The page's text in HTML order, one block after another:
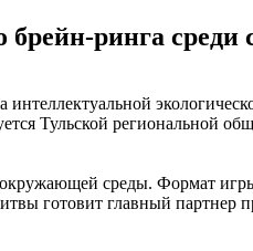
ринга среди
интеллектуальной
Тульской региональной
среды. Формат
готовит главный партнер